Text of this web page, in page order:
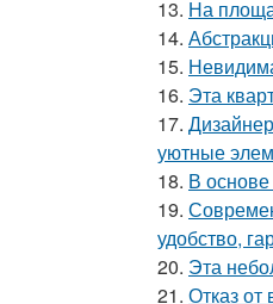
13. На
14.
15.
16. Эта
17.
уютные
18. В
19.
удобство,
20. Эта
21. Отказ от